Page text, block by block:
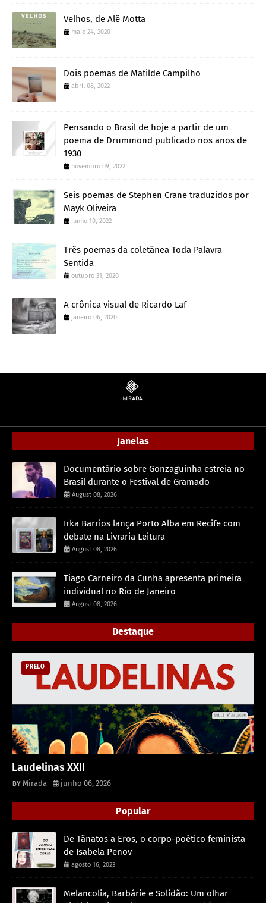
Velhos, de Alê Motta
maio 24, 2020
Dois poemas de Matilde Campilho
abril 08, 2022
Pensando o Brasil de hoje a partir de um
poema de Drummond publicado nos anos de
1930
novembro 09, 2022
Seis poemas de Stephen Crane traduzidos por
Mayk Oliveira
junho 10, 2022
Três poemas da coletânea Toda Palavra
Sentida
outubro 31, 2020
A crônica visual de Ricardo Laf
janeiro 06, 2020
Janelas
Documentário sobre Gonzaguinha estreia no
Brasil durante o Festival de Gramado
August 08, 2026
Irka Barrios lança Porto Alba em Recife com
debate na Livraria Leitura
August 08, 2026
Tiago Carneiro da Cunha apresenta primeira
individual no Rio de Janeiro
August 08, 2026
Destaque
PRELO
Laudelinas XXII
Mirada junho 06, 2026
Popular
De Tânatos a Eros, o corpo-poético feminista
de Isabela Penov
agosto 16, 2023
Melancolia, Barbárie e Solidão: Um olhar